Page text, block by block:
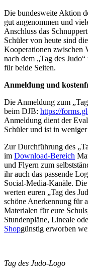
Die bundesweite Aktion
gut angenommen und
Anschluss das
Schüler von heute sind
Kooperationen zwischen
nach dem „Tag des
für beide Seiten.
Anmeldung und
Die Anmeldung zum
beim DJB: https://
Anmeldung dient der
Schüler und ist in
Zur Durchführung des
im Download-Bereich
und Flyern zum
ihr auch das passende
Social-Media-Kanäle.
werten euren „Tag des
schöne Anerkennung für
Materialen für eure
Stundenpläne, Lineale
Shopgünstig erworben
Tag des Judo-Logo